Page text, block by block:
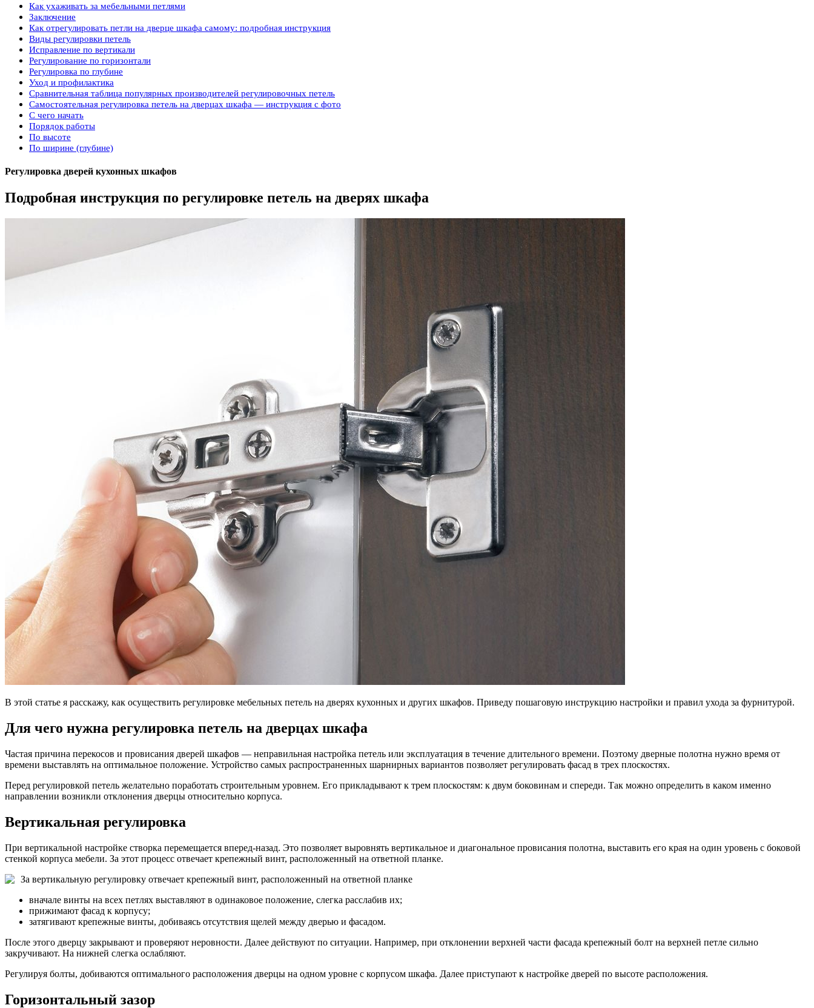
Как ухаживать за мебельными петлями
Заключение
Как отрегулировать петли на дверце шкафа самому: подробная инструкция
Виды регулировки петель
Исправление по вертикали
Регулирование по горизонтали
Регулировка по глубине
Уход и профилактика
Сравнительная таблица популярных производителей регулировочных петель
Самостоятельная регулировка петель на дверцах шкафа — инструкция с фото
С чего начать
Порядок работы
По высоте
По ширине (глубине)
Регулировка дверей кухонных шкафов
Подробная инструкция по регулировке петель на дверях шкафа
В этой статье я расскажу, как осуществить регулировке мебельных петель на дверях кухонных и других шкафов. Приведу пошаговую инструкцию настройки и правил ухода за фурнитурой.
Для чего нужна регулировка петель на дверцах шкафа
Частая причина перекосов и провисания дверей шкафов — неправильная настройка петель или эксплуатация в течение длительного времени. Поэтому дверные полотна нужно время от
времени выставлять на оптимальное положение. Устройство самых распространенных шарнирных вариантов позволяет регулировать фасад в трех плоскостях.
Перед регулировкой петель желательно поработать строительным уровнем. Его прикладывают к трем плоскостям: к двум боковинам и спереди. Так можно определить в каком именно
направлении возникли отклонения дверцы относительно корпуса.
Вертикальная регулировка
При вертикальной настройке створка перемещается вперед-назад. Это позволяет выровнять вертикальное и диагональное провисания полотна, выставить его края на один уровень с боковой
стенкой корпуса мебели. За этот процесс отвечает крепежный винт, расположенный на ответной планке.
За вертикальную регулировку отвечает крепежный винт, расположенный на ответной планке
вначале винты на всех петлях выставляют в одинаковое положение, слегка расслабив их;
прижимают фасад к корпусу;
затягивают крепежные винты, добиваясь отсутствия щелей между дверью и фасадом.
После этого дверцу закрывают и проверяют неровности. Далее действуют по ситуации. Например, при отклонении верхней части фасада крепежный болт на верхней петле сильно
закручивают. На нижней слегка ослабляют.
Регулируя болты, добиваются оптимального расположения дверцы на одном уровне с корпусом шкафа. Далее приступают к настройке дверей по высоте расположения.
Горизонтальный зазор